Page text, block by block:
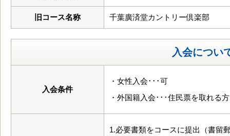
旧コース名称 千葉廣済堂カントリー倶楽部
入会につい
入会条件
・女性入会･･･可
・外国籍入会･･･住民票を取れる
1.必要書類をコースに提出（書留